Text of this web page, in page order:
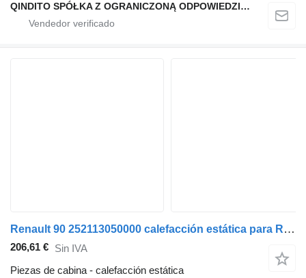
QINDITO SPÓŁKA Z OGRANICZONĄ ODPOWIEDZIALNOŚCIĄ
Renault 90 252113050000 calefacción estática para Renault MASCOTT Dump truck coche
206,61 € Sin IVA
Piezas de cabina - calefacción estática